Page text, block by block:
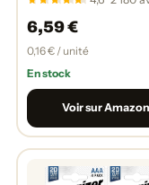
6,59 €
0,16 € / unité
En stock
Voir sur Amazon